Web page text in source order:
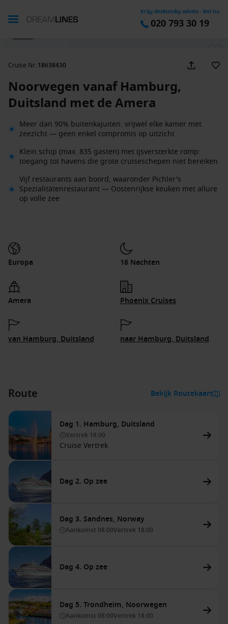
Krijg deskundig advies - Bel nu
020 793 30 19
Cruise Nr.:18638430
Noorwegen vanaf Hamburg,
Duitsland met de Amera
Meer dan 90% buitenkajuiten: vrijwel elke kamer met
zeezicht — geen enkel compromis op uitzicht
Klein schip (max. 835 gasten) met ijsversterkte romp:
toegang tot havens die grote cruiseschepen niet bereiken
Vijf restaurants aan boord, waaronder Pichler's
Spezialitätenrestaurant — Oostenrijkse keuken met allure
op volle zee
Europa 16 Nachten
Amera Phoenix Cruises
van Hamburg, Duitsland naar Hamburg, Duitsland
Route Bekijk Routekaart
Dag 1. Hamburg, Duitsland
Vertrek 18:00
Cruise Vertrek
Dag 2. Op zee
Dag 3. Sandnes, Norway
Aankomst 08:00Vertrek 18:00
Dag 4. Op zee
Dag 5. Trondheim, Noorwegen
Aankomst 08:00Vertrek 18:00